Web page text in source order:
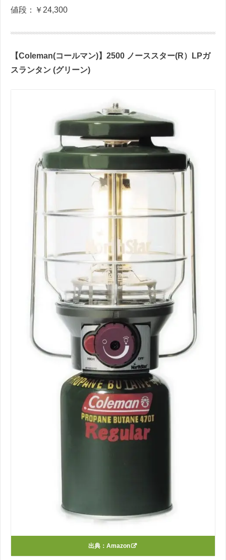
値段：￥24,300
【Coleman(コールマン)】 2500 ノーススター(R） LPガ
スランタン (グリーン)
出典： Amazon